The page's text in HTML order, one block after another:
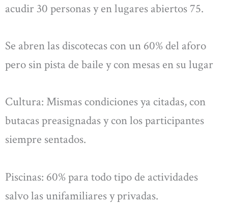
acudir 30 personas y en lugares abiertos 75.
Se abren las discotecas con un 60% del aforo
pero sin pista de baile y con mesas en su lugar
Cultura: Mismas condiciones ya citadas, con
butacas preasignadas y con los participantes
siempre sentados.
Piscinas: 60% para todo tipo de actividades
salvo las unifamiliares y privadas.